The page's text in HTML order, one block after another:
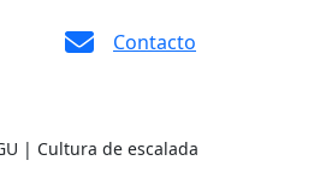
Contacto
| Cultura de escalada